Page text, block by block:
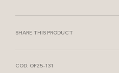
SHARE THIS PRODUCT
COD: OF25-131